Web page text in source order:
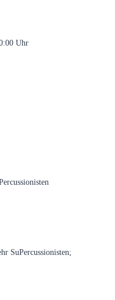
Uhr
SuPercussionisten;